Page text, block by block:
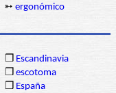
➳ ergonómico
❒ Escandinavia
❒ escotoma
❒ España